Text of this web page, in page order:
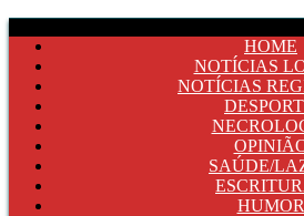
HOME
NOTÍCIAS
NOTÍCIAS
SAÚDE/
HUMOR